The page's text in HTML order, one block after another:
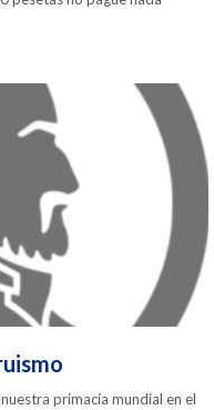
primacía mundial en el